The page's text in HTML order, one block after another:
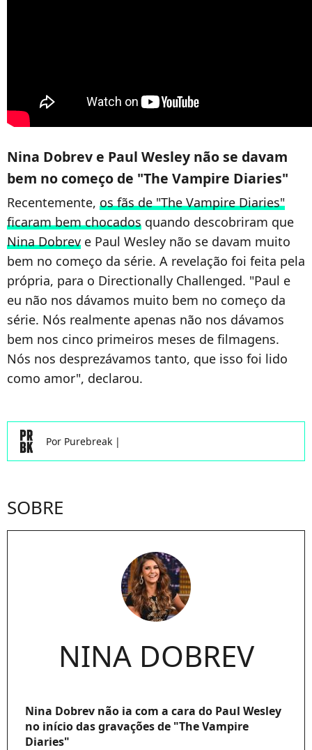
Nina Dobrev e Paul Wesley não se davam
bem no começo de "The Vampire Diaries"
Recentemente, os fãs de "The Vampire Diaries"
ficaram bem chocados quando descobriram que
Nina Dobrev e Paul Wesley não se davam muito
bem no começo da série. A revelação foi feita pela
própria, para o Directionally Challenged. "Paul e
eu não nos dávamos muito bem no começo da
série. Nós realmente apenas não nos dávamos
bem nos cinco primeiros meses de filmagens.
Nós nos desprezávamos tanto, que isso foi lido
como amor", declarou.
Por Purebreak |
SOBRE
NINA DOBREV
Nina Dobrev não ia com a cara do Paul Wesley
no início das gravações de "The Vampire
Diaries"